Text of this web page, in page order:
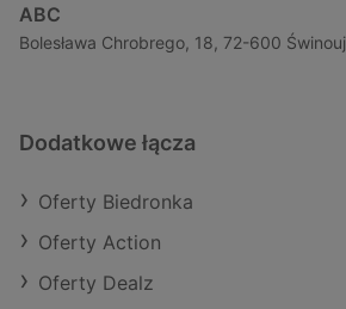
ABC
Bolesława Chrobrego, 18, 72-600
Dodatkowe łącza
Oferty Biedronka
Oferty Action
Oferty Dealz